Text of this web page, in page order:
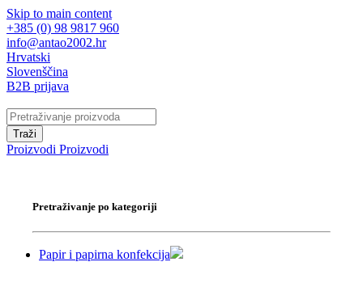
Skip to main content
+385 (0) 98 9817 960
info@antao2002.hr
Hrvatski
Slovenščina
B2B prijava
Traži
Proizvodi Proizvodi
Pretraživanje po kategoriji
Papir i papirna konfekcija